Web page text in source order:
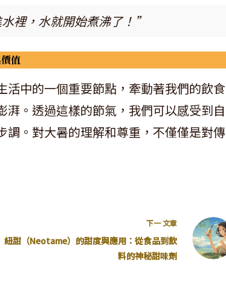
裡，水就開始煮沸了！”
值
中的一個重要節點，牽動著我們的飲食
。透過這樣的節氣，我們可以感受到自
。對大暑的理解和尊重，不僅僅是對傳
下一文章
紐甜（Neotame）的甜度與應用：從食品到飲
料的神秘甜味劑